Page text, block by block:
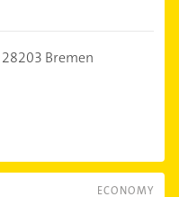
28203 Bremen
ECONOMY